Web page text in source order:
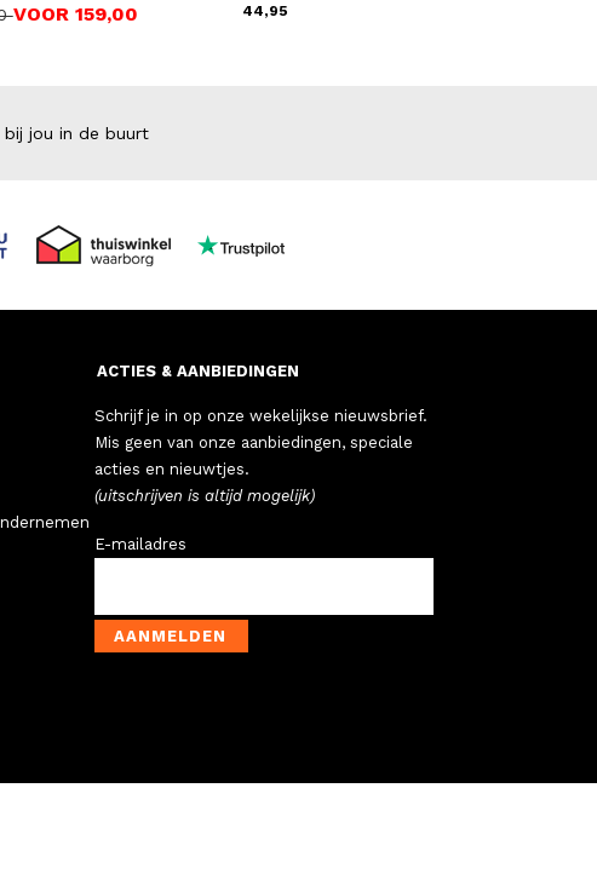
VOOR 159,00
44,95
bij jou in de buurt
ACTIES & AANBIEDINGEN
Schrijf je in op onze wekelijkse nieuwsbrief.
Mis geen van onze aanbiedingen, speciale
acties en nieuwtjes.
(uitschrijven is altijd mogelijk)
E-mailadres
AANMELDEN